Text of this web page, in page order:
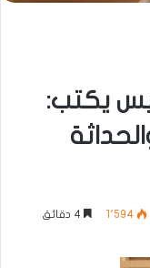
يكتب:
1٬594